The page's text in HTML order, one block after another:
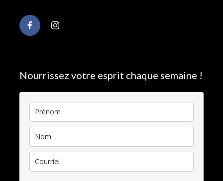
Nourrissez votre esprit chaque semaine !